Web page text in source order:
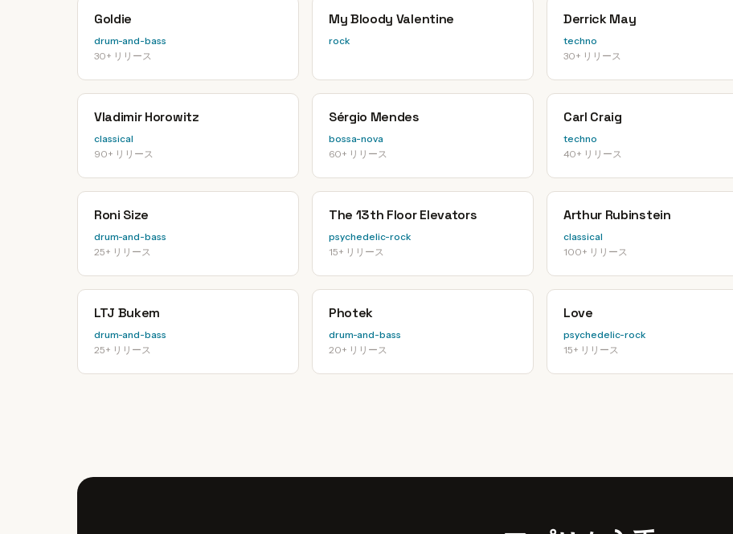
Goldie
drum-and-bass
30+ リリース
My Bloody Valentine
rock
Derrick May
techno
30+ リリース
Vladimir Horowitz
classical
90+ リリース
Sérgio Mendes
bossa-nova
60+ リリース
Carl Craig
techno
40+ リリース
Roni Size
drum-and-bass
25+ リリース
The 13th Floor Elevators
psychedelic-rock
15+ リリース
Arthur Rubinstein
classical
100+ リリース
LTJ Bukem
drum-and-bass
25+ リリース
Photek
drum-and-bass
20+ リリース
Love
psychedelic-rock
15+ リリース